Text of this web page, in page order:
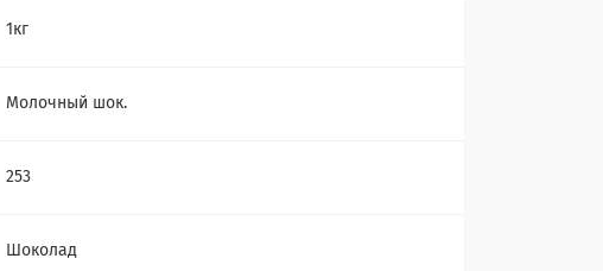
1кг
Молочный шок.
253
Шоколад